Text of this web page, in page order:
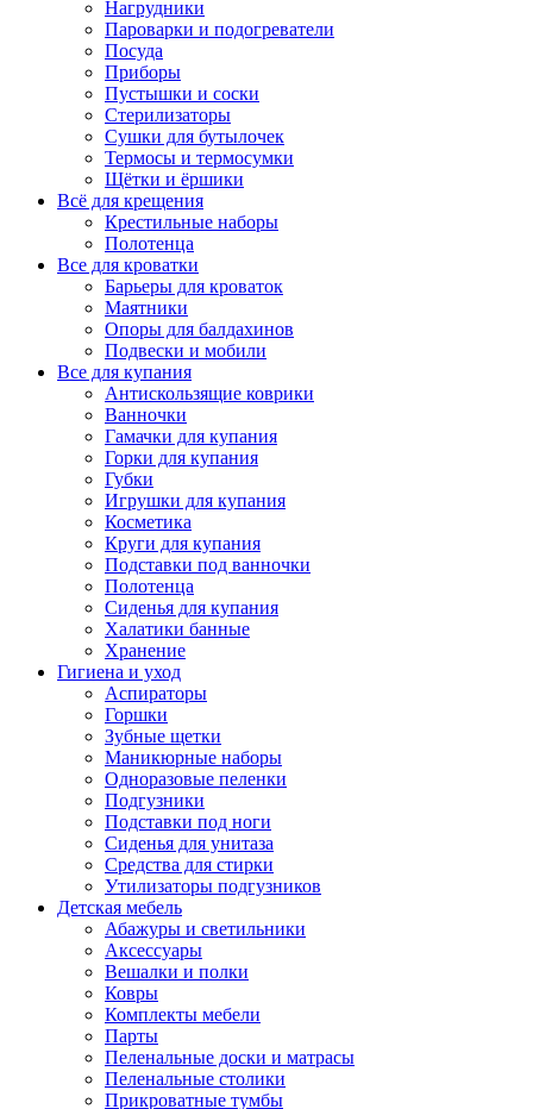
Нагрудники
Пароварки и подогреватели
Посуда
Приборы
Пустышки и соски
Стерилизаторы
Сушки для бутылочек
Термосы и термосумки
Щётки и ёршики
Всё для крещения
Крестильные наборы
Полотенца
Все для кроватки
Барьеры для кроваток
Маятники
Опоры для балдахинов
Подвески и мобили
Все для купания
Антискользящие коврики
Ванночки
Гамачки для купания
Горки для купания
Губки
Игрушки для купания
Косметика
Круги для купания
Подставки под ванночки
Полотенца
Сиденья для купания
Халатики банные
Хранение
Гигиена и уход
Аспираторы
Горшки
Зубные щетки
Маникюрные наборы
Одноразовые пеленки
Подгузники
Подставки под ноги
Сиденья для унитаза
Средства для стирки
Утилизаторы подгузников
Детская мебель
Абажуры и светильники
Аксессуары
Вешалки и полки
Ковры
Комплекты мебели
Парты
Пеленальные доски и матрасы
Пеленальные столики
Прикроватные тумбы